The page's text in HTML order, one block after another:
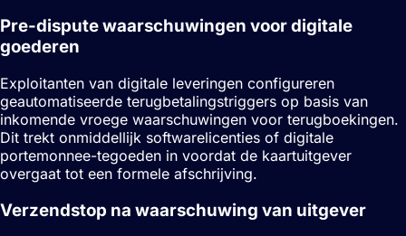
Pre-dispute waarschuwingen voor digitale
goederen
Exploitanten van digitale leveringen configureren
geautomatiseerde terugbetalingstriggers op basis van
inkomende vroege waarschuwingen voor terugboekingen.
Dit trekt onmiddellijk softwarelicenties of digitale
portemonnee-tegoeden in voordat de kaartuitgever
overgaat tot een formele afschrijving.
Verzendstop na waarschuwing van uitgever